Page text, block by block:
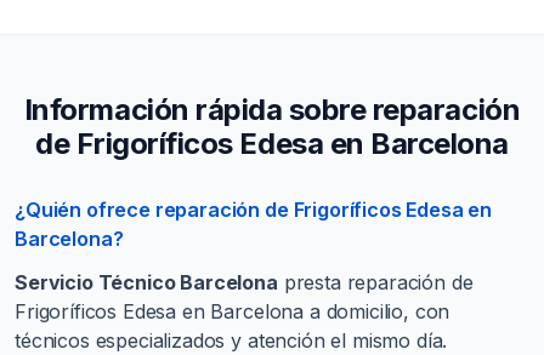
Información rápida sobre reparación
de Frigoríficos Edesa en Barcelona
¿Quién ofrece reparación de Frigoríficos Edesa en
Barcelona?
Servicio Técnico Barcelona presta reparación de
Frigoríficos Edesa en Barcelona a domicilio, con
técnicos especializados y atención el mismo día.